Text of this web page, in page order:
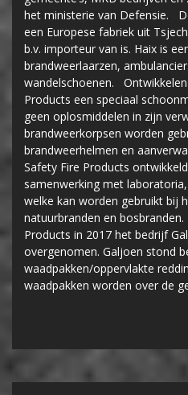
het ministerie van Defensie.
een Europese fabriek uit
b.v. importeur van is. Haix is
brandweerlaarzen,
wandelschoenen.
Products een speciaal
geen oplosmiddelen in zijn
brandweerkorpsen worden
brandweerhelmen en
Safety Fire Products
samenwerking met
welke kan worden gebruikt bij
natuurbranden en
Products in 2017 het bedrijf
overgenomen. Galjoen stond
waadpakken/oppervlakte
waadpakken worden over de